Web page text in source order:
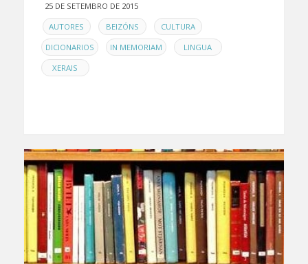
25 DE SETEMBRO DE 2015
ENAUTORES , BEIZÓNS , CULTURA ,
DICIONARIOS , IN MEMORIAM , LINGUA ,
XERAIS